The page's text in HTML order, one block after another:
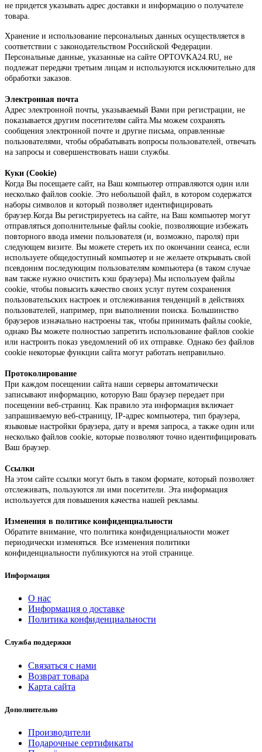
не придется указывать адрес доставки и информацию о получателе
товара.
Хранение и использование персональных данных осуществляется в
соответствии с законодательством Российской Федерации.
Персональные данные, указанные на сайте OPTOVKA24.RU, не
подлежат передачи третьим лицам и используются исключительно для
обработки заказов.
Электронная почта
Адрес электронной почты, указываемый Вами при регистрации, не
показывается другим посетителям сайта.Мы можем сохранять
сообщения электронной почте и другие письма, оправленные
пользователями, чтобы обрабатывать вопросы пользователей, отвечать
на запросы и совершенствовать наши службы.
Куки (Cookie)
Когда Вы посещаете сайт, на Ваш компьютер отправляются один или
несколько файлов cookie. Это небольшой файл, в котором содержатся
наборы символов и который позволяет идентифицировать
браузер.Когда Вы регистрируетесь на сайте, на Ваш компьютер могут
отправляться дополнительные файлы cookie, позволяющие избежать
повторного ввода имени пользователя (и, возможно, пароля) при
следующем визите. Вы можете стереть их по окончании сеанса, если
используете общедоступный компьютер и не желаете открывать свой
псевдоним последующим пользователям компьютера (в таком случае
вам также нужно очистить кэш браузера).Мы используем файлы
cookie, чтобы повысить качество своих услуг путем сохранения
пользовательских настроек и отслеживания тенденций в действиях
пользователей, например, при выполнении поиска. Большинство
браузеров изначально настроены так, чтобы принимать файлы cookie,
однако Вы можете полностью запретить использование файлов cookie
или настроить показ уведомлений об их отправке. Однако без файлов
cookie некоторые функции сайта могут работать неправильно.
Протоколирование
При каждом посещении сайта наши серверы автоматически
записывают информацию, которую Ваш браузер передает при
посещении веб-страниц. Как правило эта информация включает
запрашиваемую веб-страницу, IP-адрес компьютера, тип браузера,
языковые настройки браузера, дату и время запроса, а также один или
несколько файлов cookie, которые позволяют точно идентифицировать
Ваш браузер.
Ссылки
На этом сайте ссылки могут быть в таком формате, который позволяет
отслеживать, пользуются ли ими посетители. Эта информация
используется для повышения качества нашей рекламы.
Изменения в политике конфиденциальности
Обратите внимание, что политика конфиденциальности может
периодически изменяться. Все изменения политики
конфиденциальности публикуются на этой странице.
Информация
О нас
Информация о доставке
Политика конфиденциальности
Служба поддержки
Связаться с нами
Возврат товара
Карта сайта
Дополнительно
Производители
Подарочные сертификаты